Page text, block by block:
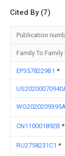
Cited By (7)
Publication
Family To
EP3578229B1 *
CN110001892B *
RU2758231C1 *